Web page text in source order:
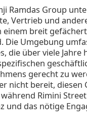
Ramdas Group
Vertrieb und
einem breit
Die Umgebung
die über viele Jahre
gerecht zu
nicht bereit, diesen
Rimini
und das nötige